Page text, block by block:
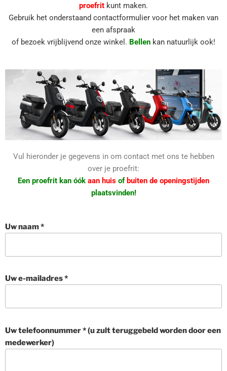
proefrit kunt maken.
Gebruik het onderstaand contactformulier voor het maken van
een afspraak
of bezoek vrijblijvend onze winkel. Bellen kan natuurlijk ook!
Vul hieronder je gegevens in om contact met ons te hebben
over je proefrit:
Een proefrit kan óók aan huis of buiten de openingstijden
plaatsvinden!
Uw naam *
Uw e-mailadres *
Uw telefoonnummer * (u zult teruggebeld worden door een
medewerker)